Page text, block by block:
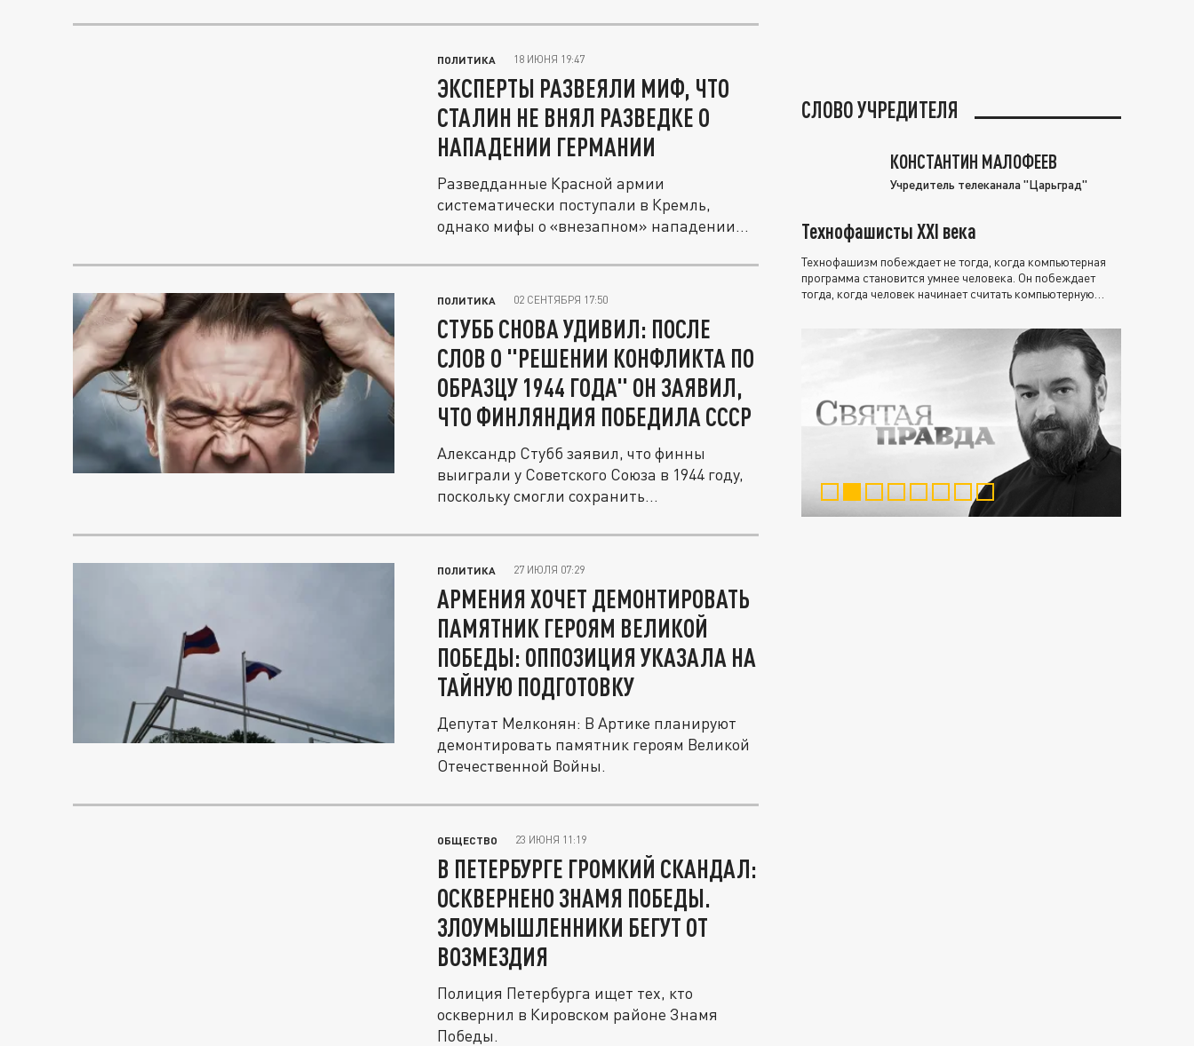
ПОЛИТИКА 18 ИЮНЯ 19:47
ЭКСПЕРТЫ РАЗВЕЯЛИ МИФ, ЧТО
СТАЛИН НЕ ВНЯЛ РАЗВЕДКЕ О
НАПАДЕНИИ ГЕРМАНИИ
Разведданные Красной армии
систематически поступали в Кремль,
однако мифы о «внезапном» нападении
ПОЛИТИКА 02 СЕНТЯБРЯ 17:50
СТУББ СНОВА УДИВИЛ: ПОСЛЕ
СЛОВ О "РЕШЕНИИ КОНФЛИКТА ПО
ОБРАЗЦУ 1944 ГОДА" ОН ЗАЯВИЛ,
ЧТО ФИНЛЯНДИЯ ПОБЕДИЛА СССР
Александр Стубб заявил, что финны
выиграли у Советского Союза в 1944 году,
поскольку смогли сохранить...
ПОЛИТИКА 27 ИЮЛЯ 07:29
АРМЕНИЯ ХОЧЕТ ДЕМОНТИРОВАТЬ
ПАМЯТНИК ГЕРОЯМ ВЕЛИКОЙ
ПОБЕДЫ: ОППОЗИЦИЯ УКАЗАЛА НА
ТАЙНУЮ ПОДГОТОВКУ
Депутат Мелконян: В Артике планируют
демонтировать памятник героям Великой
Отечественной Войны.
ОБЩЕСТВО 23 ИЮНЯ 11:19
В ПЕТЕРБУРГЕ ГРОМКИЙ СКАНДАЛ:
ОСКВЕРНЕНО ЗНАМЯ ПОБЕДЫ.
ЗЛОУМЫШЛЕННИКИ БЕГУТ ОТ
ВОЗМЕЗДИЯ
Полиция Петербурга ищет тех, кто
осквернил в Кировском районе Знамя
Победы.
СЛОВО УЧРЕДИТЕЛЯ
КОНСТАНТИН МАЛОФЕЕВ
Учредитель телеканала "Царьград"
Технофашисты XXI века
Технофашизм побеждает не тогда, когда компьютерная
программа становится умнее человека. Он побеждает
тогда, когда человек начинает считать компьютерную